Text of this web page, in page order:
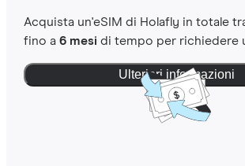
Acquista un'eSIM di Holafly in totale
fino a 6 mesi di tempo per richiedere
Ulteriori informazioni